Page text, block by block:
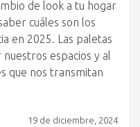
de look a tu hogar
cuáles son los
en 2025. Las paletas
espacios y al
que nos transmitan
19 de diciembre, 2024